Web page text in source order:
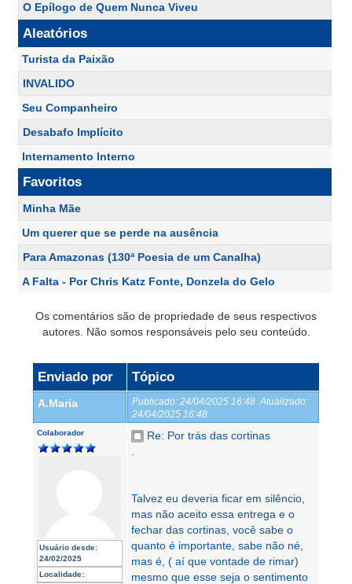
O Epílogo de Quem Nunca Viveu
Aleatórios
Turista da Paixão
INVALIDO
Seu Companheiro
Desabafo Implícito
Internamento Interno
Favoritos
Minha Mãe
Um querer que se perde na ausência
Para Amazonas (130ª Poesia de um Canalha)
A Falta - Por Chris Katz Fonte, Donzela do Gelo
Os comentários são de propriedade de seus respectivos
autores. Não somos responsáveis pelo seu conteúdo.
Enviado por Tópico
A.Maria Publicado: 24/04/2025 16:48 Atualizado:
24/04/2025 16:48
Colaborador
Usuário desde:
24/02/2025
Localidade:
Re: Por trás das cortinas
Talvez eu deveria ficar em silêncio,
mas não aceito essa entrega e o
fechar das cortinas, você sabe o
quanto é importante, sabe não né,
mas é, ( aí que vontade de rimar)
mesmo que esse seja o sentimento